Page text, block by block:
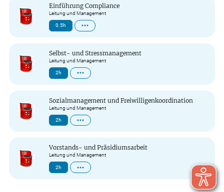
Einführung Compliance
Leitung und Management
0.5h
Selbst- und Stressmanagement
Leitung und Management
2h
Sozialmanagement und Freiwilligenkoordination
Leitung und Management
2h
Vorstands- und Präsidiumsarbeit
Leitung und Management
2h